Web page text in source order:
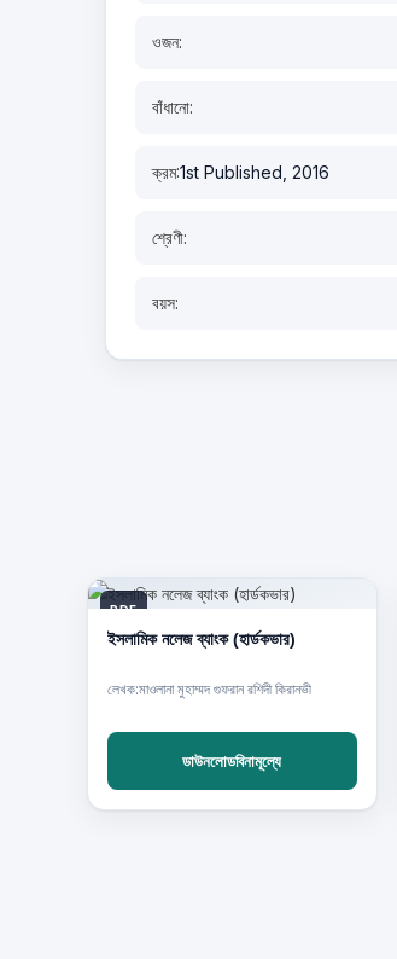
ওজন:
বাঁধানো:
ক্রম:1st Published, 2016
শ্রেণী:
বয়স:
PDF
ইসলামিক নলেজ ব্যাংক (হার্ডকভার)
লেখক:মাওলানা মুহাম্মদ গুফরান রশিদী কিরানভী
ডাউনলোডবিনামূল্যে